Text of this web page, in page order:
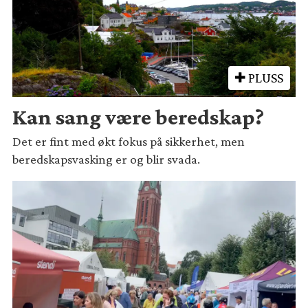
PLUSS
Kan sang være beredskap?
Det er fint med økt fokus på sikkerhet, men
beredskapsvasking er og blir svada.